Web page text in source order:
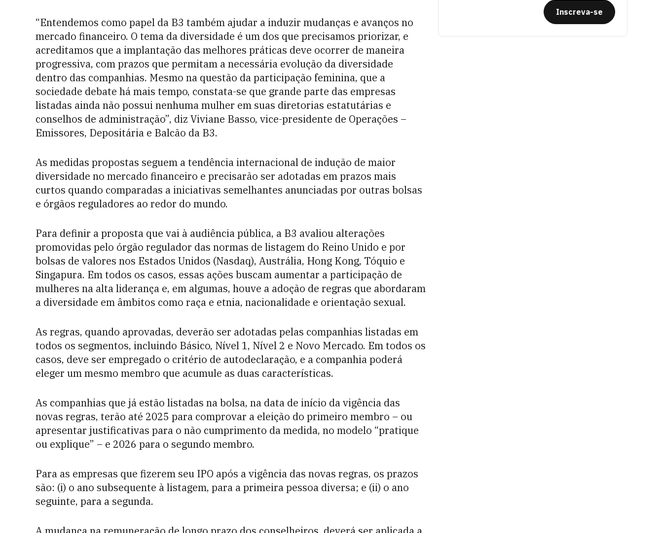
“Entendemos como papel da B3 também ajudar a induzir mudanças e avanços no
mercado financeiro. O tema da diversidade é um dos que precisamos priorizar, e
acreditamos que a implantação das melhores práticas deve ocorrer de maneira
progressiva, com prazos que permitam a necessária evolução da diversidade
dentro das companhias. Mesmo na questão da participação feminina, que a
sociedade debate há mais tempo, constata-se que grande parte das empresas
listadas ainda não possui nenhuma mulher em suas diretorias estatutárias e
conselhos de administração”, diz Viviane Basso, vice-presidente de Operações –
Emissores, Depositária e Balcão da B3.
As medidas propostas seguem a tendência internacional de indução de maior
diversidade no mercado financeiro e precisarão ser adotadas em prazos mais
curtos quando comparadas a iniciativas semelhantes anunciadas por outras bolsas
e órgãos reguladores ao redor do mundo.
Para definir a proposta que vai à audiência pública, a B3 avaliou alterações
promovidas pelo órgão regulador das normas de listagem do Reino Unido e por
bolsas de valores nos Estados Unidos (Nasdaq), Austrália, Hong Kong, Tóquio e
Singapura. Em todos os casos, essas ações buscam aumentar a participação de
mulheres na alta liderança e, em algumas, houve a adoção de regras que abordaram
a diversidade em âmbitos como raça e etnia, nacionalidade e orientação sexual.
As regras, quando aprovadas, deverão ser adotadas pelas companhias listadas em
todos os segmentos, incluindo Básico, Nível 1, Nível 2 e Novo Mercado. Em todos os
casos, deve ser empregado o critério de autodeclaração, e a companhia poderá
eleger um mesmo membro que acumule as duas características.
As companhias que já estão listadas na bolsa, na data de início da vigência das
novas regras, terão até 2025 para comprovar a eleição do primeiro membro – ou
apresentar justificativas para o não cumprimento da medida, no modelo “pratique
ou explique” – e 2026 para o segundo membro.
Para as empresas que fizerem seu IPO após a vigência das novas regras, os prazos
são: (i) o ano subsequente à listagem, para a primeira pessoa diversa; e (ii) o ano
seguinte, para a segunda.
Inscreva-se